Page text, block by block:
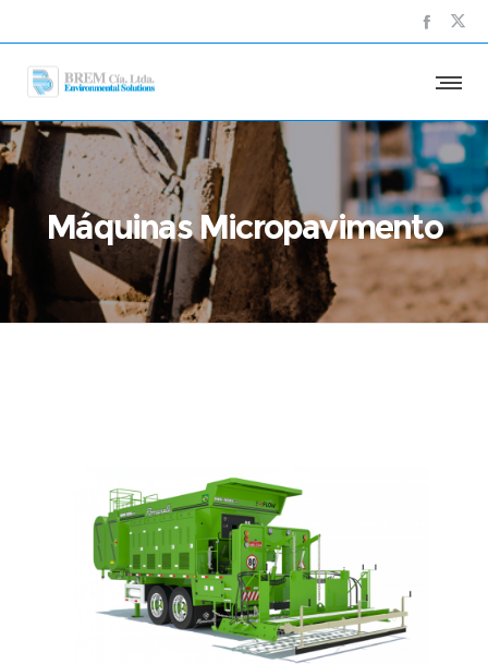
Máquinas Micropavimento